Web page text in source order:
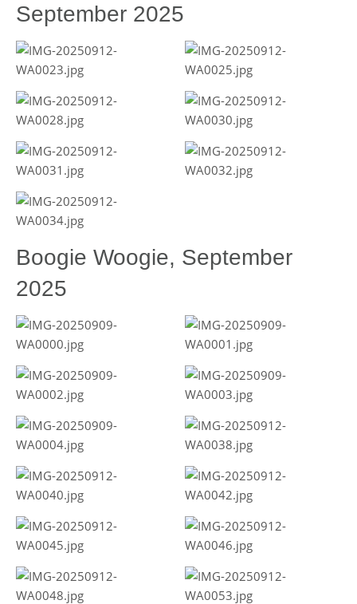
September 2025
Boogie Woogie, September
2025